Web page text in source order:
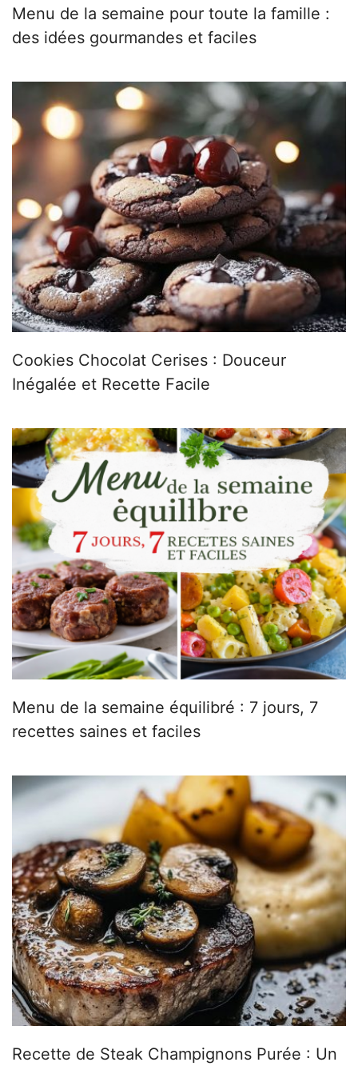
Menu de la semaine pour toute la famille :
des idées gourmandes et faciles
Cookies Chocolat Cerises : Douceur
Inégalée et Recette Facile
Menu de la semaine équilibré : 7 jours, 7
recettes saines et faciles
Recette de Steak Champignons Purée : Un